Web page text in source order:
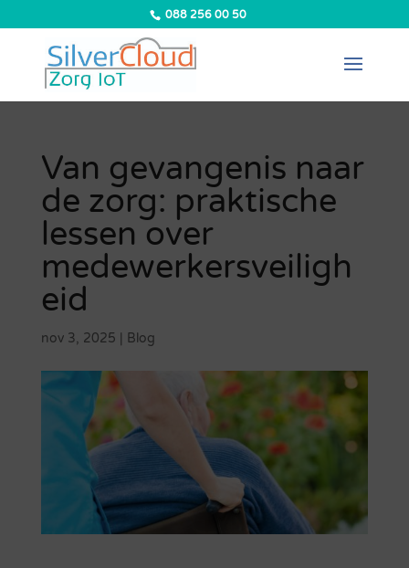
088 256 00 50
Van gevangenis naar
de zorg: praktische
lessen over
medewerkersveiligh
eid
nov 3, 2025 Blog